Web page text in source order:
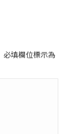
必填欄位標示為